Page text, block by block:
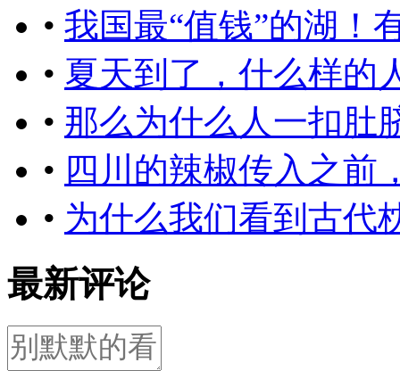
• 我国最“值钱”的湖！
• 夏天到了，什么样的
• 那么为什么人一扣肚
• 四川的辣椒传入之前
• 为什么我们看到古代
最新评论